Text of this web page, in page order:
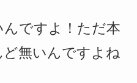
ですよ！ただ本
無いんですよね